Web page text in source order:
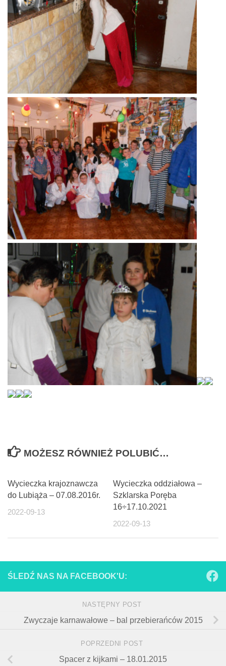
MOŻESZ RÓWNIEŻ POLUBIĆ…
Wycieczka krajoznawcza
do Lubiąża – 07.08.2016r.
2022-09-13
Wycieczka oddziałowa –
Szklarska Poręba
16÷17.10.2021
2022-09-13
ŚLEDŹ NAS NA FACEBOOK'U:
NASTĘPNY POST
Zwyczaje karnawałowe – bal przebierańców 2015
POPRZEDNI POST
Spacer z kijkami – 18.01.2015